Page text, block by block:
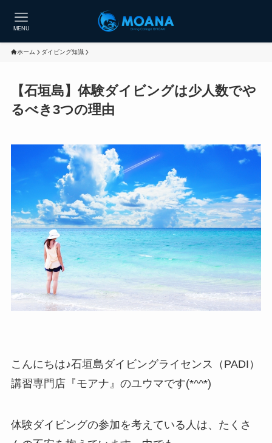
MENU
ホーム ダイビング知識
【石垣島】体験ダイビングは少人数でや
るべき3つの理由
こんにちは♪石垣島ダイビングライセンス（PADI）
講習専門店『モアナ』のユウマです(*^^*)
体験ダイビングの参加を考えている人は、たくさ